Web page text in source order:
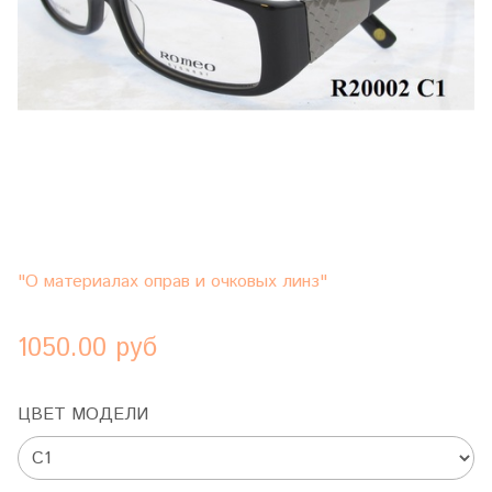
"О материалах оправ и очковых линз"
1050.00 руб
ЦВЕТ МОДЕЛИ